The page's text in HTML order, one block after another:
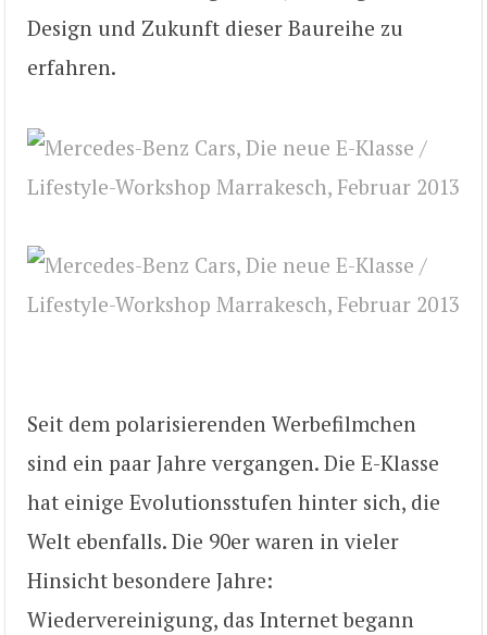
Design und Zukunft dieser Baureihe zu
erfahren.
Seit dem polarisierenden Werbefilmchen
sind ein paar Jahre vergangen. Die E-Klasse
hat einige Evolutionsstufen hinter sich, die
Welt ebenfalls. Die 90er waren in vieler
Hinsicht besondere Jahre:
Wiedervereinigung, das Internet begann